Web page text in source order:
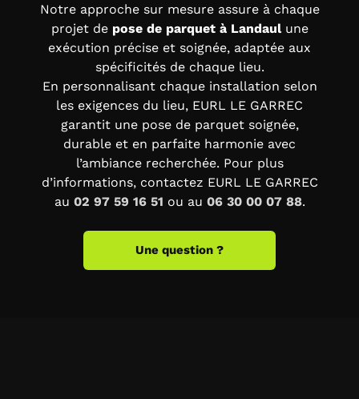
Notre approche sur mesure assure à chaque
projet de pose de parquet à Landaulune
exécution précise et soignée, adaptée aux
spécificités de chaque lieu.
En personnalisant chaque installation selon
les exigences du lieu, EURL LE GARREC
garantit une pose de parquet soignée,
durable et en parfaite harmonie avec
l’ambiance recherchée. Pour plus
d’informations, contactez EURL LE GARREC
au 02 97 59 16 51 ou au 06 30 00 07 88.
Une question ?